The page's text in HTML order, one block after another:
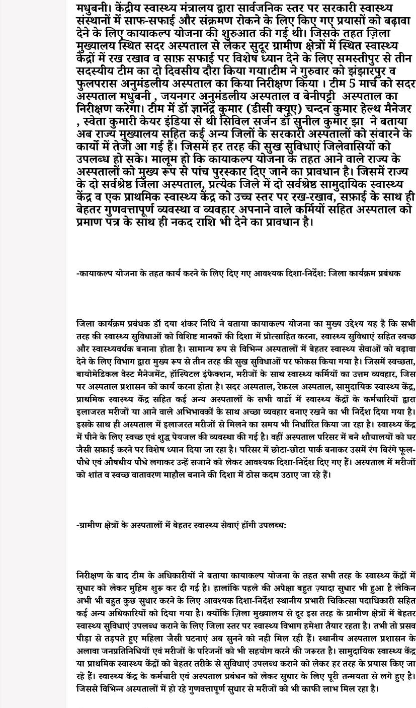
मधुबनी। केंद्रीय स्वास्थ्य मंत्रालय द्वारा सार्वजनिक स्तर पर सरकारी स्वास्थ्य
संस्थानों में साफ-सफाई और संक्रमण रोकने के लिए किए गए प्रयासों को बढ़ावा
देने के लिए कायाकल्प योजना की शुरुआत की गई थी। जिसके तहत ज़िला
मुख्यालय स्थित सदर अस्पताल से लेकर सुदूर ग्रामीण क्षेत्रों में स्थित स्वास्थ्य
केंद्रों में रख रखाव व साफ़ सफाई पर विशेष ध्यान देने के लिए समस्तीपुर से तीन
सदस्यीय टीम का दो दिवसीय दौरा किया गया।टीम ने गुरुवार को झंझारपुर व
फुलपरास अनुमंडलीय अस्पताल का किया निरीक्षण किया । टीम 5 मार्च को सदर
अस्पताल मधुबनी , जयनगर अनुमंडलीय अस्पताल व बेनीपट्टी अस्पताल का
निरीक्षण करेगा। टीम में डॉ ज्ञानेंद्र कुमार (डीसी क्यूए) चन्दन कुमार हेल्थ मैनेजर
, स्वेता कुमारी केयर इंडिया से थी सिविल सर्जन डॉ सुनील कुमार झा ने बताया
अब राज्य मुख्यालय सहित कई अन्य जिलों के सरकारी अस्पतालों को संवारने के
कार्यो में तेजी आ गई हैं। जिसमें हर तरह की सुख सुविधाएं जिलेवासियों को
उपलब्ध हो सके। मालूम हो कि कायाकल्प योजना के तहत आने वाले राज्य के
अस्पतालों को मुख्य रूप से पांच पुरस्कार दिए जाने का प्रावधान है। जिसमें राज्य
के दो सर्वश्रेष्ठ जिला अस्पताल, प्रत्येक जिले में दो सर्वश्रेष्ठ सामुदायिक स्वास्थ्य
केंद्र व एक प्राथमिक स्वास्थ्य केंद्र को उच्च स्तर पर रख-रखाव, सफ़ाई के साथ ही
बेहतर गुणवत्तापूर्ण व्यवस्था व व्यवहार अपनाने वाले कर्मियों सहित अस्पताल को
प्रमाण पत्र के साथ ही नकद राशि भी देने का प्रावधान है।
-कायाकल्प योजना के तहत कार्य करने के लिए दिए गए आवश्यक दिशा-निर्देश: जिला कार्यक्रम प्रबंधक
जिला कार्यक्रम प्रबंधक डॉ दया शंकर निधि ने बताया कायाकल्प योजना का मुख्य उद्देश्य यह है कि सभी
तरह की स्वास्थ्य सुविधाओं को विशिष्ट मानकों की दिशा में प्रोत्साहित करना, स्वास्थ्य सुविधाएं सहित स्वच्छ
और स्वास्थ्यवर्धक बनाना होता है। सामान्य रूप से विभिन्न अस्पतालों में बेहतर स्वास्थ्य सेवाओं को बढ़ावा
देने के लिए विभाग द्वारा मुख्य रूप से तीन तरह की सुख सुविधाओं पर फोकस किया गया है। जिसमें स्वच्छता,
बायोमेडिकल वेस्ट मैनेजमेंट, हॉस्पिटल इंफेक्शन, मरीजों के साथ स्वास्थ्य कर्मियों का उत्तम व्यवहार, जिस
पर अस्पताल प्रशासन को कार्य करना होता है। सदर अस्पताल, रेफ़रल अस्पताल, सामुदायिक स्वास्थ्य केंद्र,
प्राथमिक स्वास्थ्य केंद्र सहित कई अन्य अस्पतालों के सभी वार्डों में स्वास्थ्य केंद्रों के कर्मचारियों द्वारा
इलाजरत मरीजों या आने वाले अभिभावकों के साथ अच्छा व्यवहार बनाए रखने का भी निर्देश दिया गया है।
इसके साथ ही अस्पताल में इलाजरत मरीजों से मिलने का समय भी निर्धारित किया जा रहा है। स्वास्थ्य केंद्र
में पीने के लिए स्वच्छ एवं शुद्ध पेयजल की व्यवस्था की गई है। वहीं अस्पताल परिसर में बने शौचालयों को घर
जैसी सफ़ाई करने पर विशेष ध्यान दिया जा रहा है। परिसर में छोटा-छोटा पार्क बनाकर उसमें रंग बिरंगे फूल-
पौधे एवं औषधीय पौधे लगाकर उन्हें सजाने को लेकर आवश्यक दिशा-निर्देश दिए गए हैं। अस्पताल में मरीजों
को शांत व स्वच्छ वातावरण माहौल बनाने की दिशा में ठोस कदम उठाए जा रहे हैं।
-ग्रामीण क्षेत्रों के अस्पतालों में बेहतर स्वास्थ्य सेवाएं होंगी उपलब्ध:
निरीक्षण के बाद टीम के अधिकारीयों ने बताया कायाकल्प योजना के तहत सभी तरह के स्वास्थ्य केंद्रों में
सुधार को लेकर मुहिम शुरू कर दी गई है। हालांकि पहले की अपेक्षा बहुत ज़्यादा सुधार भी हुआ है लेकिन
अभी भी बहुत कुछ सुधार करने के लिए आवश्यक दिशा-निर्देश स्थानीय प्रभारी चिकित्सा पदाधिकारी सहित
कई अन्य अधिकारियों को दिया गया है। क्योंकि ज़िला मुख्यालय से दूर इस तरह के ग्रामीण क्षेत्रों में बेहतर
स्वास्थ्य सुविधाएं उपलब्ध कराने के लिए जिला स्तर पर स्वास्थ्य विभाग हमेशा तैयार रहता है। तभी तो प्रसव
पीड़ा से तड़पते हुए महिला जैसी घटनाएं अब सुनने को नही मिल रही हैं। स्थानीय अस्पताल प्रशासन के
अलावा जनप्रतिनिधियों एवं मरीजों के परिजनों को भी सहयोग करने की जरूरत है। सामुदायिक स्वास्थ्य केंद्र
या प्राथमिक स्वास्थ्य केंद्रों को बेहतर तरीके से सुविधाएं उपलब्ध कराने को लेकर हर तरह के प्रयास किए जा
रहे हैं। स्वास्थ्य केंद्र के कर्मचारी एवं अस्पताल प्रबंधन को लेकर सुधार के लिए पूरी तन्मयता से लगे हुए है।
जिससे विभिन्न अस्पतालों में हो रहे गुणवत्तापूर्ण सुधार से मरीजों को भी काफी लाभ मिल रहा है।